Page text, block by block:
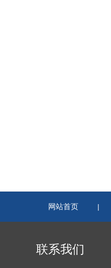
网站首页 |
联系我们